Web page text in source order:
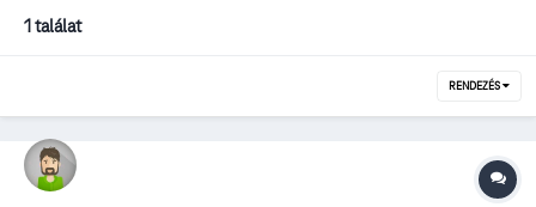
1 találat
RENDEZÉS